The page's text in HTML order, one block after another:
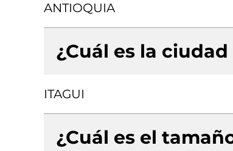
ANTIOQUIA
¿Cuál es la
ITAGUI
¿Cuál es el